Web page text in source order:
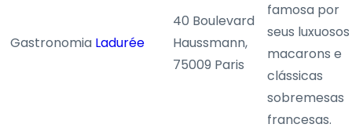
Gastronomia Ladurée
40 Boulevard
Haussmann,
75009 Paris
famosa por
seus luxuosos
macarons e
clássicas
sobremesas
francesas.